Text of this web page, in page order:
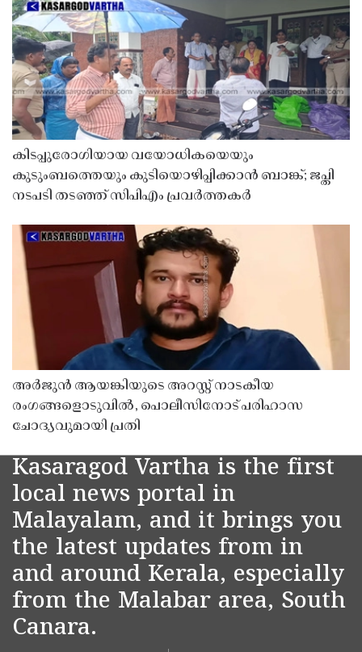
കിടപ്പുരോഗിയായ വയോധികയെയും
കുടുംബത്തെയും കുടിയൊഴിപ്പിക്കാൻ ബാങ്ക്; ജപ്തി
നടപടി തടഞ്ഞ് സിപിഎം പ്രവർത്തകർ
അർജുൻ ആയങ്കിയുടെ അറസ്റ്റ് നാടകീയ
രംഗങ്ങളൊടുവിൽ, പൊലീസിനോട് പരിഹാസ
ചോദ്യവുമായി പ്രതി
Kasaragod Vartha is the first
local news portal in
Malayalam, and it brings you
the latest updates from in
and around Kerala, especially
from the Malabar area, South
Canara.